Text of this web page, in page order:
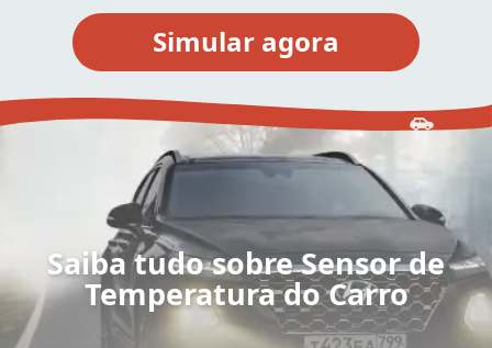
Saiba tudo sobre Sensor de
Temperatura do Carro